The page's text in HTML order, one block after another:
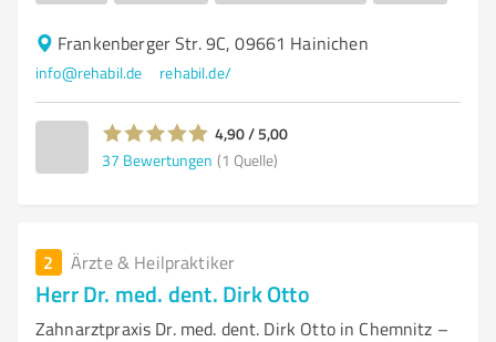
Frankenberger Str. 9C, 09661 Hainichen
info@rehabil.de rehabil.de/
4,90 / 5,00
37 Bewertungen (1 Quelle)
2 Ärzte & Heilpraktiker
Herr Dr. med. dent. Dirk Otto
Zahnarztpraxis Dr. med. dent. Dirk Otto in Chemnitz –